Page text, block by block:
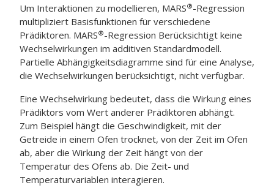
Um Interaktionen zu modellieren, MARS®-Regression
multipliziert Basisfunktionen für verschiedene
Prädiktoren. MARS®-Regression Berücksichtigt keine
Wechselwirkungen im additiven Standardmodell.
Partielle Abhängigkeitsdiagramme sind für eine Analyse,
die Wechselwirkungen berücksichtigt, nicht verfügbar.
Eine Wechselwirkung bedeutet, dass die Wirkung eines
Prädiktors vom Wert anderer Prädiktoren abhängt.
Zum Beispiel hängt die Geschwindigkeit, mit der
Getreide in einem Ofen trocknet, von der Zeit im Ofen
ab, aber die Wirkung der Zeit hängt von der
Temperatur des Ofens ab. Die Zeit- und
Temperaturvariablen interagieren.